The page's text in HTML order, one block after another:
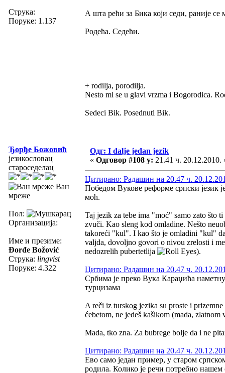
Струка:
Поруке: 1.137
А шта рећи за Бика који седи, раније се
Родећа. Седећи.
+ rodilja, porodilja.
Nesto mi se u glavi vrzma i Bogorodica.
Sedeci Bik. Posednuti Bik.
Ђорђе Божовић
језикословац
староседелац
Ван
мреже
Пол:
Организација:
Име и презиме:
Đorđe Božović
Струка: lingvist
Поруке: 4.322
Одг: I dalje jedan jezik
« Одговор #108 у: 21.41 ч. 20.12.2010.
Цитирано: Радашин на 20.47 ч.
Победом Вукове реформе српски језик
моћ.
Taj jezik za tebe ima "moć" samo zato što
zvuči. Kao sleng kod omladine. Nešto
takoreći "kul". I kao što je omladini "kul"
valjda, dovoljno govori o nivou zrelosti i
nedozrelih pubertetlija
).
Цитирано: Радашин на 20.47 ч.
Србима је преко Вука Караџића
турцизама
A reči iz turskog jezika su proste i
ćebetom, ne jedeš kašikom (mada,
Mada, tko zna. Za bubrege bolje da i ne
Цитирано: Радашин на 20.47 ч.
Ево само један пример, у старом
родила. Колико је речи потребно нашем